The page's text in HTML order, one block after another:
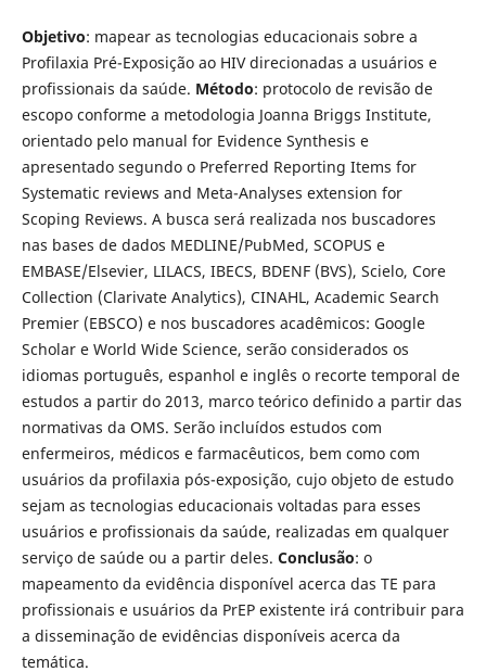
Objetivo: mapear as tecnologias educacionais sobre a
Profilaxia Pré-Exposição ao HIV direcionadas a usuários e
profissionais da saúde. Método: protocolo de revisão de
escopo conforme a metodologia Joanna Briggs Institute,
orientado pelo manual for Evidence Synthesis e
apresentado segundo o Preferred Reporting Items for
Systematic reviews and Meta-Analyses extension for
Scoping Reviews. A busca será realizada nos buscadores
nas bases de dados MEDLINE/PubMed, SCOPUS e
EMBASE/Elsevier, LILACS, IBECS, BDENF (BVS), Scielo, Core
Collection (Clarivate Analytics), CINAHL, Academic Search
Premier (EBSCO) e nos buscadores acadêmicos: Google
Scholar e World Wide Science, serão considerados os
idiomas português, espanhol e inglês o recorte temporal de
estudos a partir do 2013, marco teórico definido a partir das
normativas da OMS. Serão incluídos estudos com
enfermeiros, médicos e farmacêuticos, bem como com
usuários da profilaxia pós-exposição, cujo objeto de estudo
sejam as tecnologias educacionais voltadas para esses
usuários e profissionais da saúde, realizadas em qualquer
serviço de saúde ou a partir deles. Conclusão: o
mapeamento da evidência disponível acerca das TE para
profissionais e usuários da PrEP existente irá contribuir para
a disseminação de evidências disponíveis acerca da
temática.